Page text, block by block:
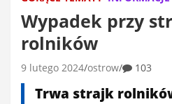
Wypadek przy
rolników
9 lutego 2024 ostrow 103
Trwa strajk